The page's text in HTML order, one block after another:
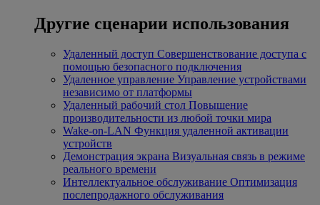
Другие сценарии использования
Удаленный доступ Совершенствование доступа с
помощью безопасного подключения
Удаленное управление Управление устройствами
независимо от платформы
Удаленный рабочий стол Повышение
производительности из любой точки мира
Wake-on-LAN Функция удаленной активации
устройств
Демонстрация экрана Визуальная связь в режиме
реального времени
Интеллектуальное обслуживание Оптимизация
послепродажного обслуживания